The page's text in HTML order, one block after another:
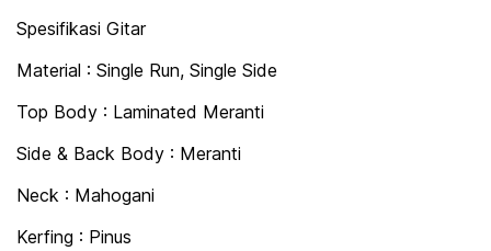
Spesifikasi Gitar
Material : Single Run, Single Side
Top Body : Laminated Meranti
Side & Back Body : Meranti
Neck : Mahogani
Kerfing : Pinus